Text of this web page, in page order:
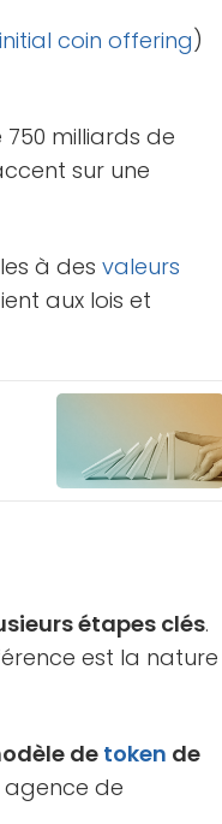
initial coin offering)
milliards de
sur une
à desvaleurs
aux lois et
étapes clés.
est la nature
detoken de
de